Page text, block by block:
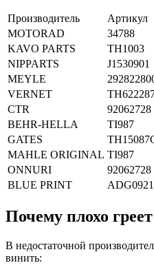
Производитель Артикул
MOTORAD
34788
KAVO PARTS
TH1003
NIPPARTS
J1530901
MEYLE
VERNET
CTR
92062728
BEHR-HELLA
TI987
GATES
MAHLE ORIGINAL TI987
ONNURI
92062728
BLUE PRINT
Почему плохо
В недостаточной
винить: